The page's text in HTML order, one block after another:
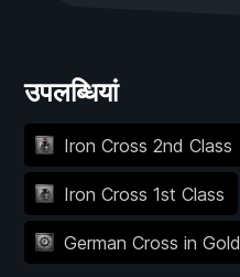
उपलब्धियां
Iron Cross 2nd Class
Iron Cross 1st Class
German Cross in Gold